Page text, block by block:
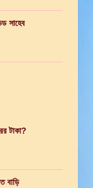
সাহেব
টাকা?
বাড়ি